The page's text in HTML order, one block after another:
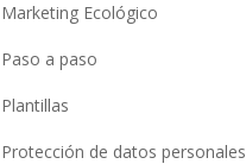
Marketing Ecológico
Paso a paso
Plantillas
Protección de datos personales